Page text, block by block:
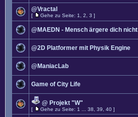
@Vractal
[ Gehe zu Seite: 1 2 3 ]
@MAEDN - Mensch ärgere dich nicht
@2D Platformer mit Physik Engine
@ManiacLab
Game of City Life
@ Projekt "W"
[ Gehe zu Seite: 1 38 39 40 ]